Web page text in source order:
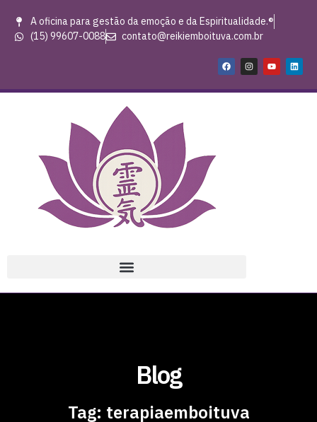
A oficina para gestão da emoção e da Espiritualidade.®
(15) 99607-0088
contato@reikiemboituva.com.br
Blog
Tag: terapiaemboituva